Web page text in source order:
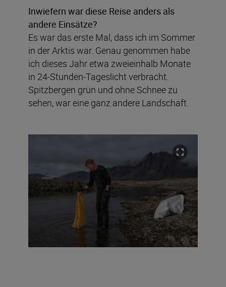
Inwiefern war diese Reise anders als
andere Einsätze?
Es war das erste Mal, dass ich im Sommer
in der Arktis war. Genau genommen habe
ich dieses Jahr etwa zweieinhalb Monate
in 24-Stunden-Tageslicht verbracht.
Spitzbergen grün und ohne Schnee zu
sehen, war eine ganz andere Landschaft.